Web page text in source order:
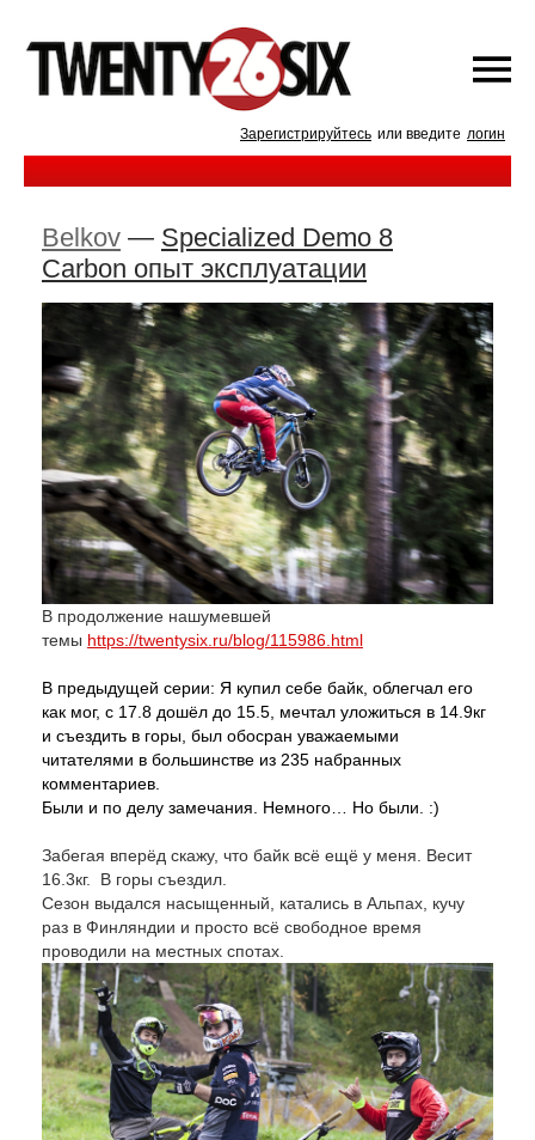
Зарегистрируйтесь или введите логин
Belkov — Specialized Demo 8
Carbon опыт эксплуатации
В продолжение нашумевшей
темы https://twentysix.ru/blog/115986.html
В предыдущей серии: Я купил себе байк, облегчал его
как мог, с 17.8 дошёл до 15.5, мечтал уложиться в 14.9кг
и съездить в горы, был обосран уважаемыми
читателями в большинстве из 235 набранных
комментариев.
Были и по делу замечания. Немного… Но были. :)
Забегая вперёд скажу, что байк всё ещё у меня. Весит
16.3кг. В горы съездил.
Сезон выдался насыщенный, катались в Альпах, кучу
раз в Финляндии и просто всё свободное время
проводили на местных спотах.